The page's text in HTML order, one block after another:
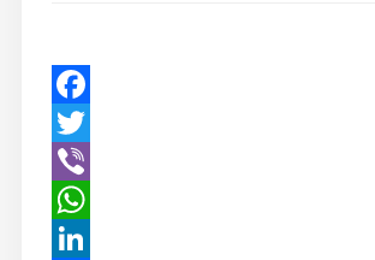
Facebook
Twitter
Viber
WhatsApp